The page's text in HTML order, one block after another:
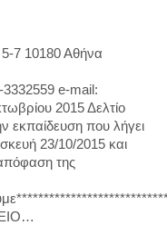
7 10180 Αθήνα
e-mail:
2015 Δελτίο
εκπαίδευση που λήγει
23/10/2015 και
της